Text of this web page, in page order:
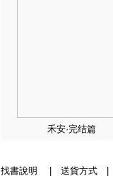
禾安·完结篇
找書說明 送貨方式|